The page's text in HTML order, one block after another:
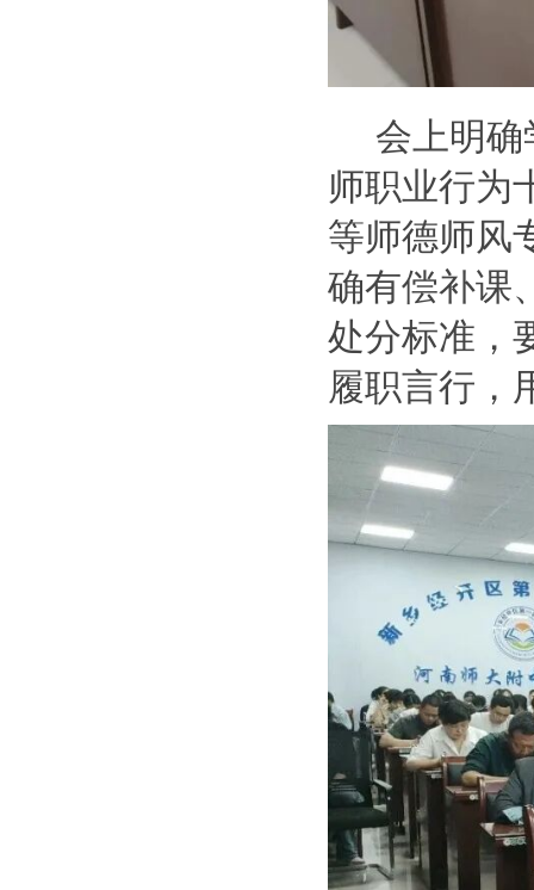
会上明
师职业行为
等师德师风
确有偿补课
处分标准，
履职言行，